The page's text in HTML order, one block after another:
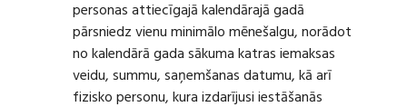
personas attiecīgajā kalendārajā gadā
pārsniedz vienu minimālo mēnešalgu, norādot
no kalendārā gada sākuma katras iemaksas
veidu, summu, saņemšanas datumu, kā arī
fizisko personu, kura izdarījusi iestāšanās